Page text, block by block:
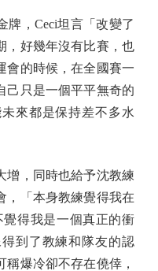
，Ceci坦言「改變了
，好幾年沒有比賽，也
會的時候，在全國賽一
己只是一個平平無奇的
來都是保持差不多水
，同時也給予沈教練
，「本身教練覺得我在
覺得我是一個真正的衝
到了教練和隊友的認
爆冷卻不存在僥倖，